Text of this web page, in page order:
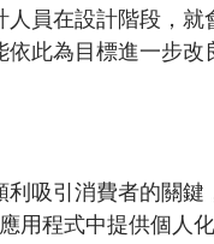
員在設計階段，
此為目標進一步
吸引消費者的關
用程式中提供個人